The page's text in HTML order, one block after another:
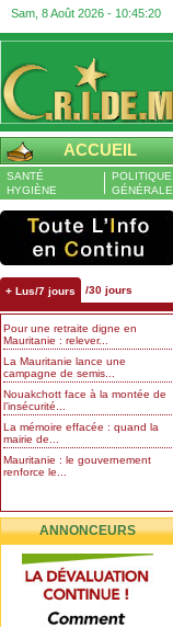
Sam, 8 Août 2026 - 10:45:20
ACCUEIL
SANTÉ
HYGIÈNE
POLITIQUE
GÉNÉRALE
+ Lus/7 jours /30 jours
Pour une retraite digne en
Mauritanie : relever...
La Mauritanie lance une
campagne de semis...
Nouakchott face à la montée de
l’insécurité...
La mémoire effacée : quand la
mairie de...
Mauritanie : le gouvernement
renforce le...
ANNONCEURS